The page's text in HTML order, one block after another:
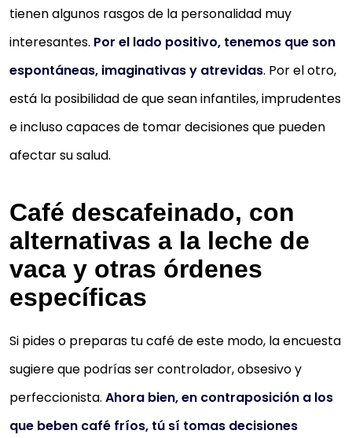
tienen algunos rasgos de la personalidad muy
interesantes. Por el lado positivo, tenemos que son
espontáneas, imaginativas y atrevidas. Por el otro,
está la posibilidad de que sean infantiles, imprudentes
e incluso capaces de tomar decisiones que pueden
afectar su salud.
Café descafeinado, con
alternativas a la leche de
vaca y otras órdenes
específicas
Si pides o preparas tu café de este modo, la encuesta
sugiere que podrías ser controlador, obsesivo y
perfeccionista. Ahora bien, en contraposición a los
que beben café fríos, tú sí tomas decisiones